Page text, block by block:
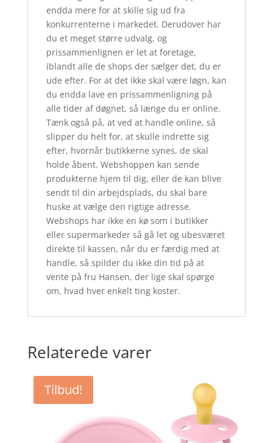
endda mere for at skille sig ud fra
konkurrenterne i markedet. Derudover har
du et meget større udvalg, og
prissammenlignen er let at foretage,
iblandt alle de shops der sælger det, du er
ude efter. For at det ikke skal være løgn, kan
du endda lave en prissammenligning på
alle tider af døgnet, så længe du er online.
Tænk også på, at ved at handle online, så
slipper du helt for, at skulle indrette sig
efter, hvornår butikkerne synes, de skal
holde åbent. Webshoppen kan sende
produkterne hjem til dig, eller de kan blive
sendt til din arbejdsplads, du skal bare
huske at vælge den rigtige adresse.
Webshops har ikke en kø som i butikker
eller supermarkeder så gå let og ubesværet
direkte til kassen, når du er færdig med at
handle, så spilder du ikke din tid på at
vente på fru Hansen, der lige skal spørge
om, hvad hver enkelt ting koster.
Relaterede varer
Tilbud!